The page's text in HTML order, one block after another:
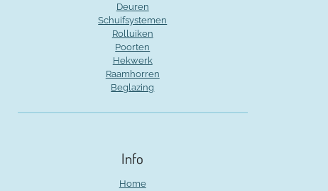
Deuren
Schuifsystemen
Rolluiken
Poorten
Hekwerk
Raamhorren
Beglazing
Info
Home